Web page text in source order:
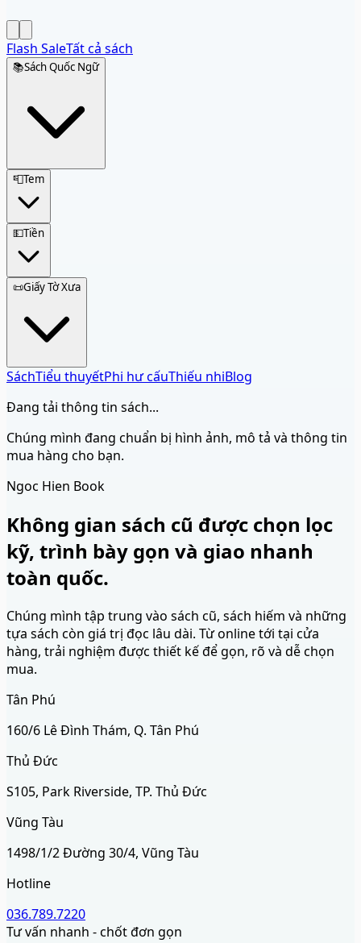
Flash SaleTất cả sách
📚Sách Quốc Ngữ
📮Tem
💵Tiền
📜Giấy Tờ Xưa
SáchTiểu thuyếtPhi hư cấuThiếu nhiBlog
Đang tải thông tin sách...
Chúng mình đang chuẩn bị hình ảnh, mô tả và thông tin
mua hàng cho bạn.
Ngoc Hien Book
Không gian sách cũ được chọn lọc
kỹ, trình bày gọn và giao nhanh
toàn quốc.
Chúng mình tập trung vào sách cũ, sách hiếm và những
tựa sách còn giá trị đọc lâu dài. Từ online tới tại cửa
hàng, trải nghiệm được thiết kế để gọn, rõ và dễ chọn
mua.
Tân Phú
160/6 Lê Đình Thám, Q. Tân Phú
Thủ Đức
S105, Park Riverside, TP. Thủ Đức
Vũng Tàu
1498/1/2 Đường 30/4, Vũng Tàu
Hotline
036.789.7220
Tư vấn nhanh - chốt đơn gọn